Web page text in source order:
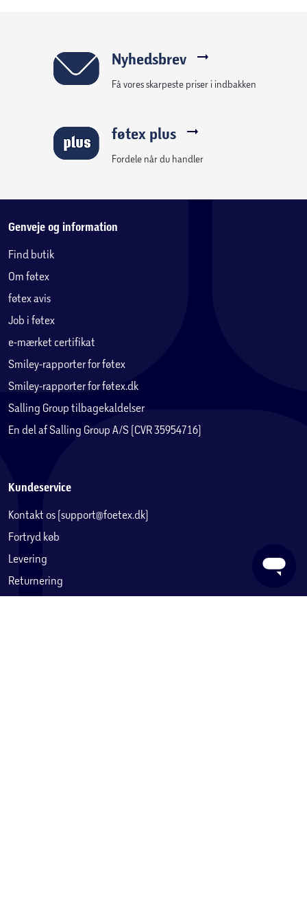
Nyhedsbrev
Få vores skarpeste priser i indbakken
føtex plus
Fordele når du handler
Genveje og information
Find butik
Om føtex
føtex avis
Job i føtex
e-mærket certifikat
Smiley-rapporter for føtex
Smiley-rapporter for føtex.dk
Salling Group tilbagekaldelser
En del af Salling Group A/S (CVR 35954716)
Kundeservice
Kontakt os (support@foetex.dk)
Fortryd køb
Levering
Returnering